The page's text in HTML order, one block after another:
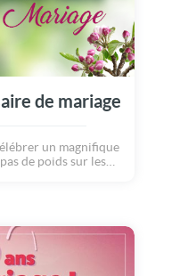
de mariage
un magnifique
de poids sur les
pour toujours ! Bon
mariage :)